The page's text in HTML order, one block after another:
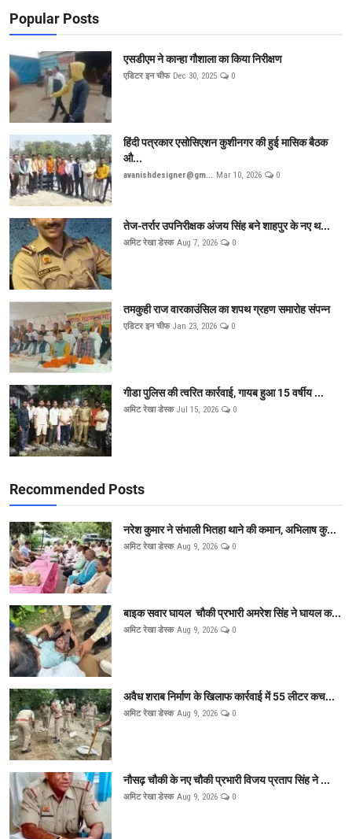
Popular Posts
एसडीएम ने कान्हा गौशाला का किया निरीक्षण
एडिटर इन चीफ Dec 30, 2025 0
हिंदी पत्रकार एसोसिएशन कुशीनगर की हुई मासिक बैठक
औ...
avanishdesigner@gm... Mar 10, 2026 0
तेज-तर्रार उपनिरीक्षक अंजय सिंह बने शाहपुर के नए थ...
अमिट रेखा डेस्क Aug 7, 2026 0
तमकुही राज वारकाउंसिल का शपथ ग्रहण समारोह संपन्न
एडिटर इन चीफ Jan 23, 2026 0
गीडा पुलिस की त्वरित कार्रवाई, गायब हुआ 15 वर्षीय ...
अमिट रेखा डेस्क Jul 15, 2026 0
Recommended Posts
नरेश कुमार ने संभाली भितहा थाने की कमान, अभिलाष कु...
अमिट रेखा डेस्क Aug 9, 2026 0
बाइक सवार घायल चौकी प्रभारी अमरेश सिंह ने घायल क...
अमिट रेखा डेस्क Aug 9, 2026 0
अवैध शराब निर्माण के खिलाफ कार्रवाई में 55 लीटर कच...
अमिट रेखा डेस्क Aug 9, 2026 0
नौसढ़ चौकी के नए चौकी प्रभारी विजय प्रताप सिंह ने ...
अमिट रेखा डेस्क Aug 9, 2026 0